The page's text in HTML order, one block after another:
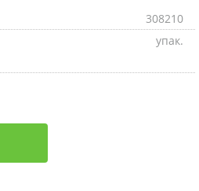
308210
упак.